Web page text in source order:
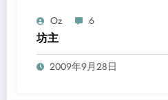
Oz 6
坊主
2009年9月28日